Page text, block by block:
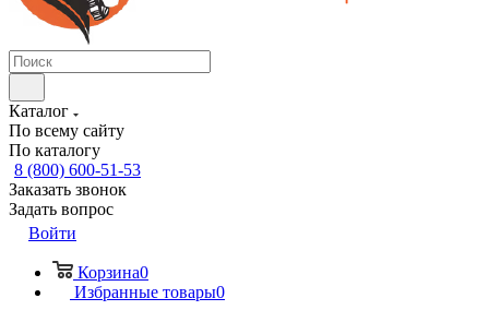
Каталог
По всему сайту
По каталогу
8 (800) 600-51-53
Заказать звонок
Задать вопрос
Войти
Корзина0
Избранные товары0